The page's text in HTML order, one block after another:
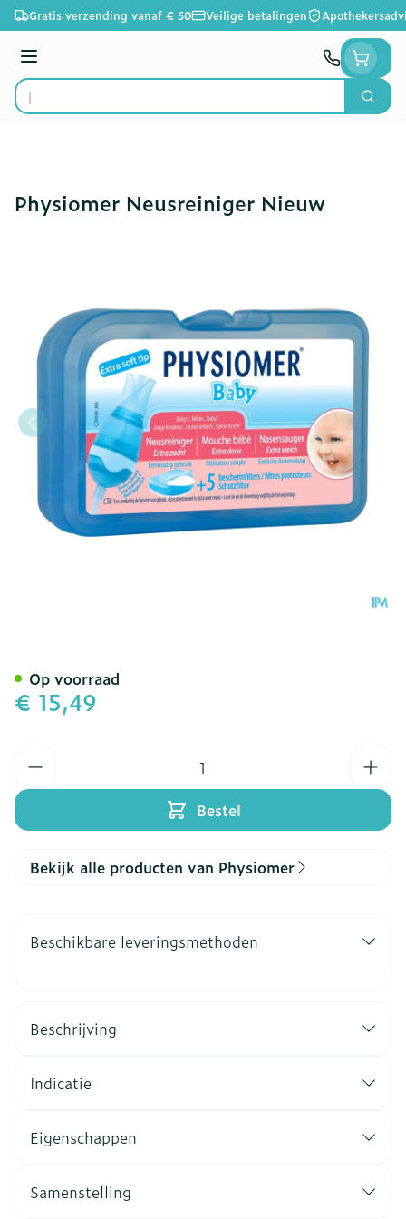
Ga naar de inhoud
Gratis verzending vanaf € 50 Veilige betalingen
Menu
Product, merk, categorie...
Zoek
Physiomer Neusreiniger Nieuw
€ 15,49
Bestel
Op voorraad
Bekijk alle producten van Physiomer
Beschikbare leveringsmethoden
Beschrijving
Indicatie
Eigenschappen
Samenstelling